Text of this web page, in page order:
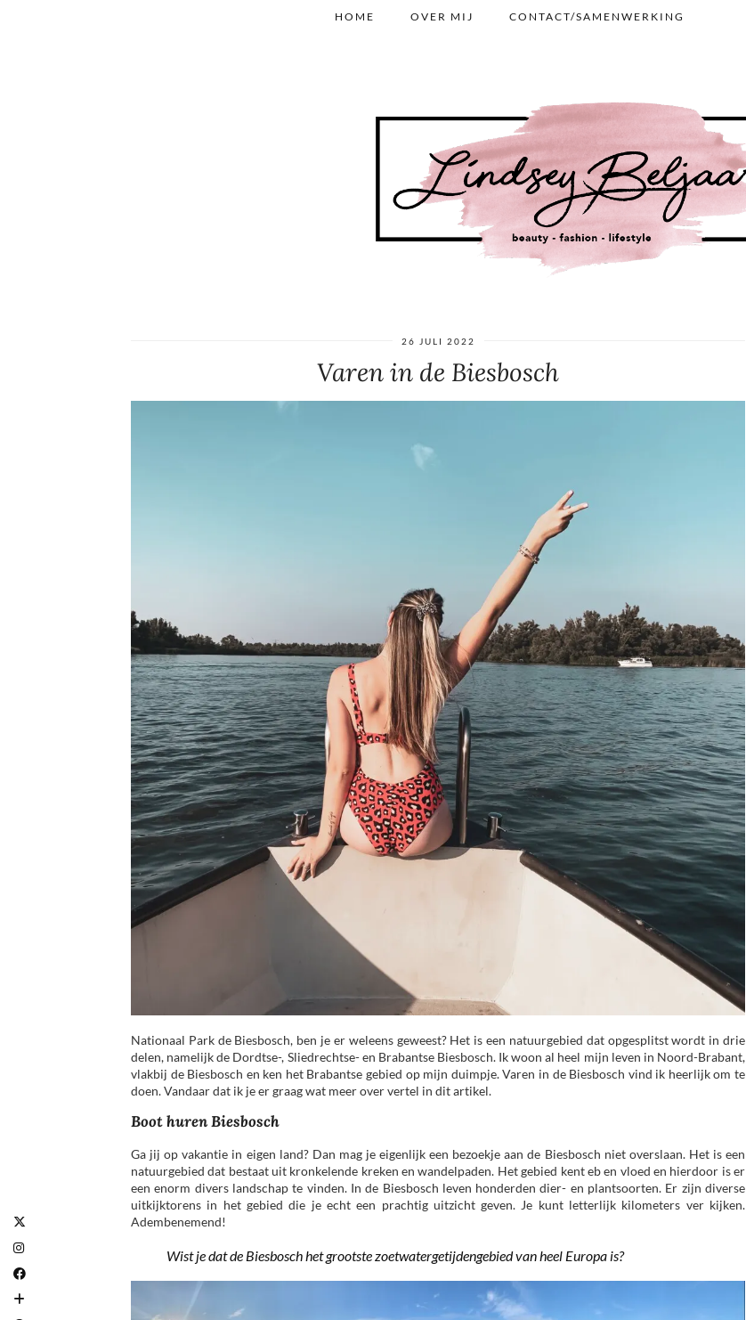
HOME OVER MIJ CONTACT/SAMENWERKING
26 JULI 2022
Varen in de Biesbosch
Nationaal Park de Biesbosch, ben je er weleens geweest? Het is een natuurgebied dat opgesplitst wordt in drie
delen, namelijk de Dordtse-, Sliedrechtse- en Brabantse Biesbosch. Ik woon al heel mijn leven in Noord-Brabant,
vlakbij de Biesbosch en ken het Brabantse gebied op mijn duimpje. Varen in de Biesbosch vind ik heerlijk om te
doen. Vandaar dat ik je er graag wat meer over vertel in dit artikel.
Boot huren Biesbosch
Ga jij op vakantie in eigen land? Dan mag je eigenlijk een bezoekje aan de Biesbosch niet overslaan. Het is een
natuurgebied dat bestaat uit kronkelende kreken en wandelpaden. Het gebied kent eb en vloed en hierdoor is er
een enorm divers landschap te vinden. In de Biesbosch leven honderden dier- en plantsoorten. Er zijn diverse
uitkijktorens in het gebied die je echt een prachtig uitzicht geven. Je kunt letterlijk kilometers ver kijken.
Adembenemend!
Wist je dat de Biesbosch het grootste zoetwatergetijdengebied van heel Europa is?